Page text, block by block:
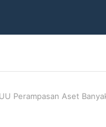
Perampasan Aset